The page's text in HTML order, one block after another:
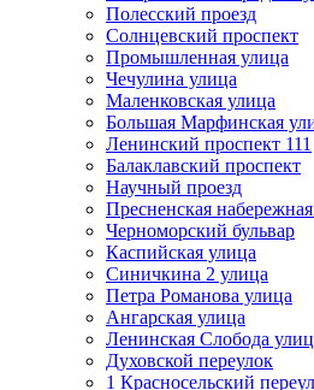
Полесский проезд
Солнцевский проспект
Промышленная улица
Чечулина улица
Маленковская улица
Большая Марфинская
Ленинский проспект 111
Балаклавский проспект
Научный проезд
Пресненская
Черноморский бульвар
Каспийская улица
Синичкина 2 улица
Петра Романова улица
Ангарская улица
Ленинская Слобода
Духовской переулок
1 Красносельский